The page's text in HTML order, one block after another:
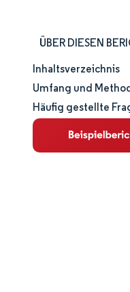
ÜBER DIESEN
Marktgröße und -
Marktanalyse
Trends und
Inhaltsverzeichnis
Umfang und
Häufig gestellte